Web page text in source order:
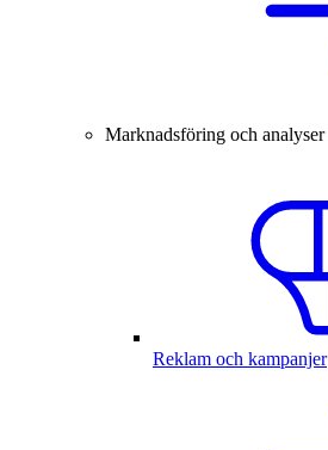
Marknadsföring och analyser
Reklam och kampanjer